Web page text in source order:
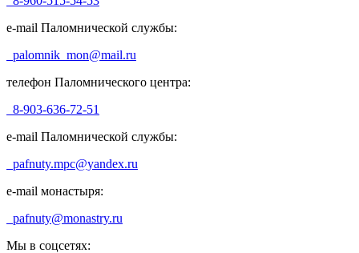
e-mail Паломнической службы:
palomnik_mon@mail.ru
телефон Паломнического центра:
8-903-636-72-51
e-mail Паломнической службы:
pafnuty.mpc@yandex.ru
e-mail монастыря:
pafnuty@monastry.ru
Мы в соцсетях: